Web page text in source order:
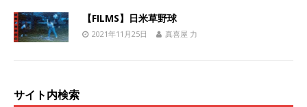
【FILMS】日米草野球
2021年11月25日 真喜屋 力
サイト内検索